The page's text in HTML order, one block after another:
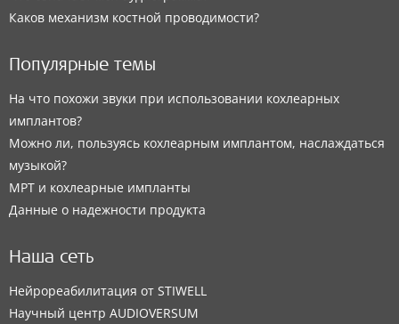
Каков механизм костной проводимости?
Популярные темы
На что похожи звуки при использовании кохлеарных
имплантов?
Можно ли, пользуясь кохлеарным имплантом, наслаждаться
музыкой?
МРТ и кохлеарные импланты
Данные о надежности продукта
Наша сеть
Нейрореабилитация от STIWELL
Научный центр AUDIOVERSUM